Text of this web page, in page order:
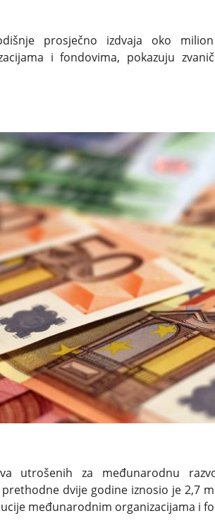
prosječno izdvaja oko
i fondovima, pokazuju
utrošenih za međunarodnu
dvije godine iznosio je 2,7
međunarodnim organizacijama i